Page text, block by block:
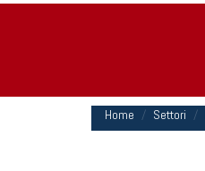
Home Settori